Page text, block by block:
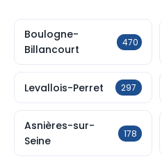
Boulogne-
Billancourt
470
Levallois-Perret 297
Asnières-sur-
Seine
178